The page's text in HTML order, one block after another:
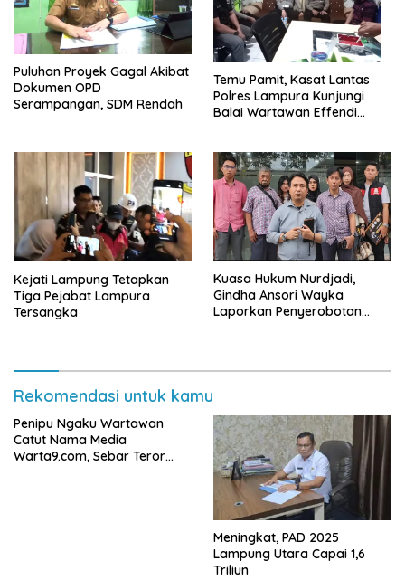
Puluhan Proyek Gagal Akibat
Dokumen OPD
Serampangan, SDM Rendah
Temu Pamit, Kasat Lantas
Polres Lampura Kunjungi
Balai Wartawan Effendi
Kejati Lampung Tetapkan
Tiga Pejabat Lampura
Tersangka
Kuasa Hukum Nurdjadi,
Gindha Ansori Wayka
Laporkan Penyerobotan
Rekomendasi untuk kamu
Penipu Ngaku Wartawan
Catut Nama Media
Warta9.com, Sebar Teror
Meningkat, PAD 2025
Lampung Utara Capai 1,6
Triliun